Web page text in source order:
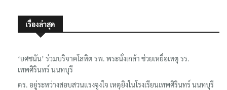
เรื่องล่าสุด
‘ยศชนัน’ ร่วมบริจาคโลหิต รพ. พระนั่งเกล้า ช่วยเหยื่อเหตุ รร.
เทพศิรินทร์ นนทบุรี
ตร. อยู่ระหว่างสอบสวนแรงจูงใจ เหตุยิงในโรงเรียนเทพศิรินทร์ นนทบุรี